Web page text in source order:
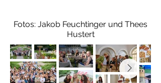
Fotos: Jakob Feuchtinger und Thees
Hustert